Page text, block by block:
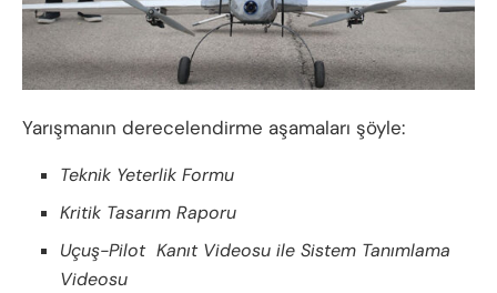
Yarışmanın derecelendirme aşamaları şöyle:
Teknik Yeterlik Formu
Kritik Tasarım Raporu
Uçuş-Pilot Kanıt Videosu ile Sistem Tanımlama
Videosu